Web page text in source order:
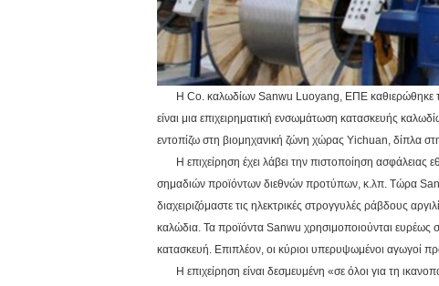
Η Co. καλωδίων Sanwu Luoyang, ΕΠΕ καθιερώθηκε το
είναι μια επιχειρηματική ενσωμάτωση κατασκευής
εντοπίζω στη βιομηχανική ζώνη χώρας Yichuan, δίπλα
Η επιχείρηση έχει λάβει την πιστοποίηση ασφάλειας
σημαδιών προϊόντων διεθνών προτύπων, κ.λπ. Τώρα
διαχειριζόμαστε τις ηλεκτρικές στρογγυλές ράβδους
καλώδια. Τα προϊόντα Sanwu χρησιμοποιούνται ευρέως
κατασκευή. Επιπλέον, οι κύριοι υπερυψωμένοι αγωγοί
Η επιχείρηση είναι δεσμευμένη «σε όλοι για τη